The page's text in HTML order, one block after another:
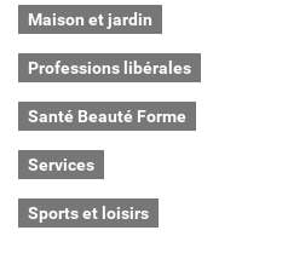
Maison et jardin
Professions libérales
Santé Beauté Forme
Services
Sports et loisirs